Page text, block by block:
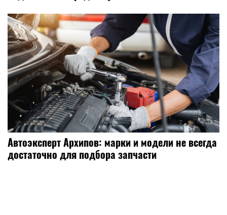
Автоэксперт Архипов: марки и модели не всегда
достаточно для подбора запчасти